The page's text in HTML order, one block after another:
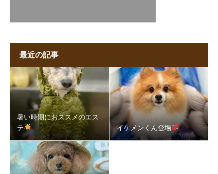
最近の記事
暑い時期におススメのエス
テ
イケメンくん登場